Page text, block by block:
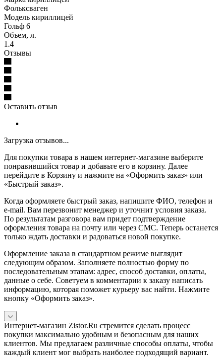
Фольксваген
Модель кириллицей
Гольф 6
Объем, л.
1.4
Отзывы
Оставить отзыв
Загрузка отзывов...
Для покупки товара в нашем интернет-магазине выберите
понравившийся товар и добавьте его в корзину. Далее
перейдите в Корзину и нажмите на «Оформить заказ» или
«Быстрый заказ».
Когда оформляете быстрый заказ, напишите ФИО, телефон и
e-mail. Вам перезвонит менеджер и уточнит условия заказа.
По результатам разговора вам придет подтверждение
оформления товара на почту или через СМС. Теперь останется
только ждать доставки и радоваться новой покупке.
Оформление заказа в стандартном режиме выглядит
следующим образом. Заполняете полностью форму по
последовательным этапам: адрес, способ доставки, оплаты,
данные о себе. Советуем в комментарии к заказу написать
информацию, которая поможет курьеру вас найти. Нажмите
кнопку «Оформить заказ».
Интернет-магазин Zistor.Ru стремится сделать процесс
покупки максимально удобным и безопасным для наших
клиентов. Мы предлагаем различные способы оплаты, чтобы
каждый клиент мог выбрать наиболее подходящий вариант.